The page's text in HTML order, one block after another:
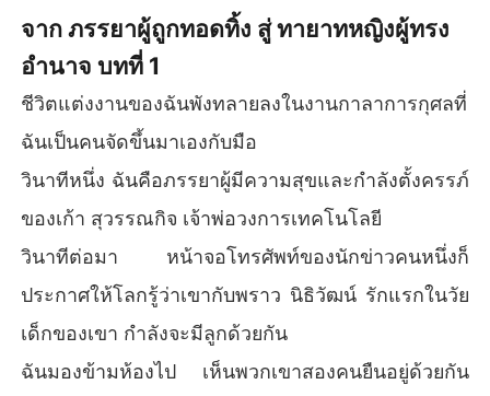
ฉันมองข้ามห้องไป เห็นพวกเขาสองคนยืนอยู่ด้วยกัน มือของเก้
าวางอยู่บนท้องของพราว
นี่ไม่ใช่แค่การนอกใจ แต่มันคือการประกาศต่อสาธารณะที่ลบตั
วตนของฉันและลูกในท้องของเราให้หายไป
เพื่อปกป้องการเปิดขายหุ้น IPO มูลค่าหลายหมื่นล้านของบริษัท
เก้า แม่ของเขา หรือแม้กระทั่งพ่อแม่บุญธรรมของฉันเอง ก็ร่วม
มือกันหักหลังฉัน
พวกเขาย้ายพราวเข้ามาอยู่ในบ้านของเรา บนเตียงของฉัน ปฏิ
บัติกับเธอราวกับเป็นราชินี ในขณะที่ฉันกลายเป็นนักโทษ
พวกเขาตราหน้าว่าฉันเป็นคนสติไม่ดี เป็นภัยต่อภาพลักษณ์ขอ
งครอบครัว
จาก ภรรยาผู้ถูกทอดทิ้ง สู่ ทายาทหญิงผู้ทรง
อำนาจ บทที่ 1
ชีวิตแต่งงานของฉันพังทลายลงในงานกาลาการกุศลที่
ฉันเป็นคนจัดขึ้นมาเองกับมือ
วินาทีหนึ่ง ฉันคือภรรยาผู้มีความสุขและกำลังตั้งครรภ์
ของเก้า สุวรรณกิจ เจ้าพ่อวงการเทคโนโลยี
วินาทีต่อมา หน้าจอโทรศัพท์ของนักข่าวคนหนึ่งก็
ประกาศให้โลกรู้ว่าเขากับพราว นิธิวัฒน์ รักแรกในวัย
เด็กของเขา กำลังจะมีลูกด้วยกัน
ฉันมองข้ามห้องไป เห็นพวกเขาสองคนยืนอยู่ด้วยกัน